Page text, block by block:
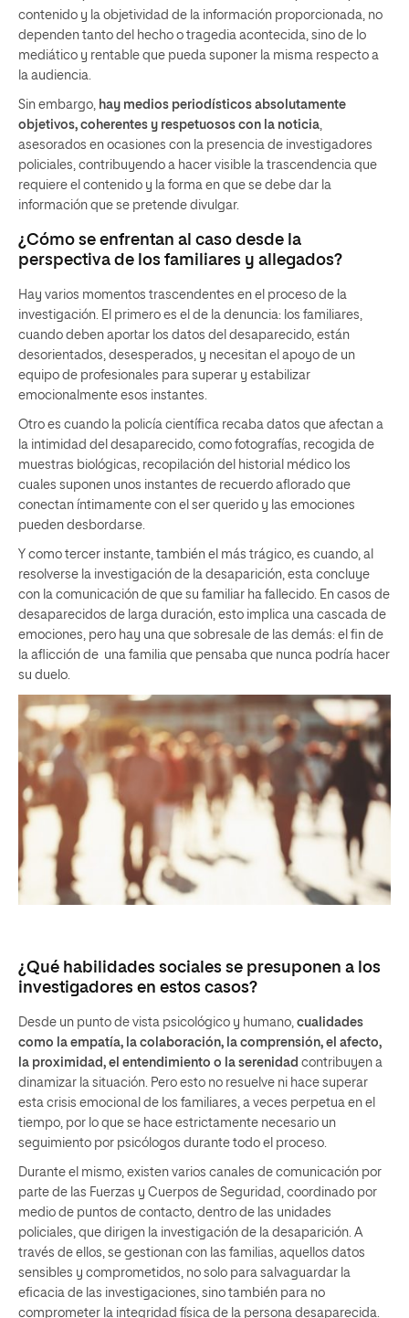
contenido y la objetividad de la información proporcionada, no
dependen tanto del hecho o tragedia acontecida, sino de lo
mediático y rentable que pueda suponer la misma respecto a
la audiencia.
Sin embargo, hay medios periodísticos absolutamente
objetivos, coherentes y respetuosos con la noticia,
asesorados en ocasiones con la presencia de investigadores
policiales, contribuyendo a hacer visible la trascendencia que
requiere el contenido y la forma en que se debe dar la
información que se pretende divulgar.
¿Cómo se enfrentan al caso desde la
perspectiva de los familiares y allegados?
Hay varios momentos trascendentes en el proceso de la
investigación. El primero es el de la denuncia: los familiares,
cuando deben aportar los datos del desaparecido, están
desorientados, desesperados, y necesitan el apoyo de un
equipo de profesionales para superar y estabilizar
emocionalmente esos instantes.
Otro es cuando la policía científica recaba datos que afectan a
la intimidad del desaparecido, como fotografías, recogida de
muestras biológicas, recopilación del historial médico los
cuales suponen unos instantes de recuerdo aflorado que
conectan íntimamente con el ser querido y las emociones
pueden desbordarse.
Y como tercer instante, también el más trágico, es cuando, al
resolverse la investigación de la desaparición, esta concluye
con la comunicación de que su familiar ha fallecido. En casos de
desaparecidos de larga duración, esto implica una cascada de
emociones, pero hay una que sobresale de las demás: el fin de
la aflicción de una familia que pensaba que nunca podría hacer
su duelo.
¿Qué habilidades sociales se presuponen a los
investigadores en estos casos?
Desde un punto de vista psicológico y humano, cualidades
como la empatía, la colaboración, la comprensión, el afecto,
la proximidad, el entendimiento o la serenidad contribuyen a
dinamizar la situación. Pero esto no resuelve ni hace superar
esta crisis emocional de los familiares, a veces perpetua en el
tiempo, por lo que se hace estrictamente necesario un
seguimiento por psicólogos durante todo el proceso.
Durante el mismo, existen varios canales de comunicación por
parte de las Fuerzas y Cuerpos de Seguridad, coordinado por
medio de puntos de contacto, dentro de las unidades
policiales, que dirigen la investigación de la desaparición. A
través de ellos, se gestionan con las familias, aquellos datos
sensibles y comprometidos, no solo para salvaguardar la
eficacia de las investigaciones, sino también para no
comprometer la integridad física de la persona desaparecida.